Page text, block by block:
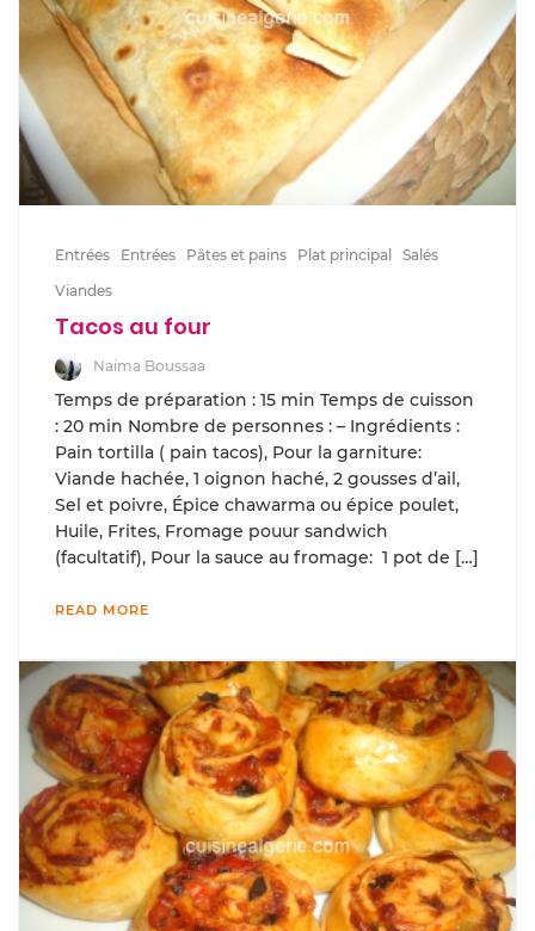
Entrées Entrées Pâtes et pains Plat principal
Salés
Viandes
Tacos au four
Naima Boussaa
Temps de préparation : 15 min Temps de cuisson
: 20 min Nombre de personnes : – Ingrédients :
Pain tortilla ( pain tacos), Pour la garniture:
Viande hachée, 1 oignon haché, 2 gousses d’ail,
Sel et poivre, Épice chawarma ou épice poulet,
Huile, Frites, Fromage pouur sandwich
(facultatif), Pour la sauce au fromage: 1 pot de […]
READ MORE